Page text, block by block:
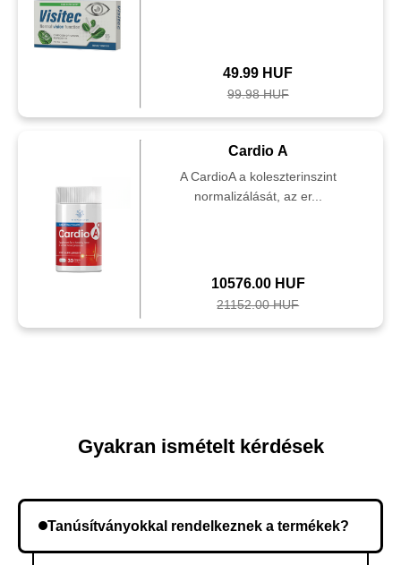
49.99 HUF
99.98 HUF
Cardio A
A CardioA a koleszterinszint
normalizálását, az er...
10576.00 HUF
21152.00 HUF
Gyakran ismételt kérdések
Tanúsítványokkal rendelkeznek a termékek?